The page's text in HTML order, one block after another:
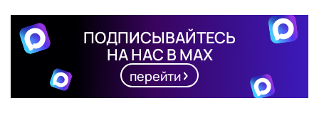
ПОДПИСЫВАЙТЕСЬ
НА НАС В MAX
перейти